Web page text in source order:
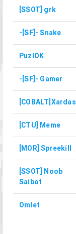
[SSOT] grk
-[SF]- Snake
PuzlOK
-[SF]- Gamer
[COBALT]Xardas
[CTU] Meme
[MOR] Spreekill
[SSOT] Noob
Saibot
Omlet